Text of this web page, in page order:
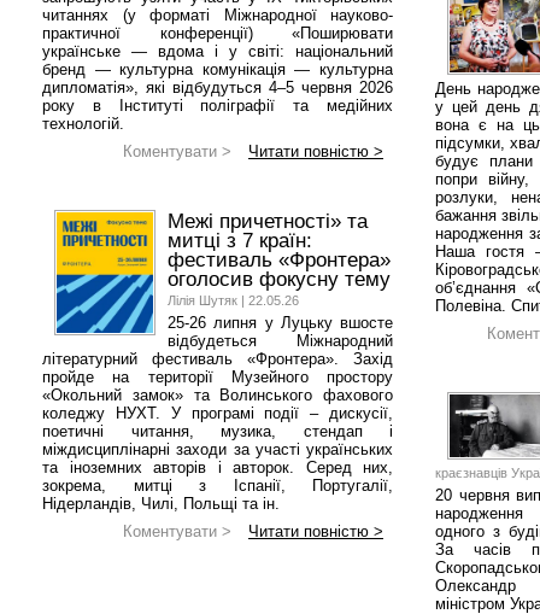
читаннях (у форматі Міжнародної науково-
практичної конференції) «Поширювати
українське — вдома і у світі: національний
бренд — культурна комунікація — культурна
дипломатія», які відбудуться 4–5 червня 2026
року в Інституті поліграфії та медійних
технологій.
Коментувати >
Читати повністю >
Межі причетності» та
митці з 7 країн:
фестиваль «Фронтера»
оголосив фокусну тему
Лілія Шутяк | 22.05.26
25-26 липня у Луцьку вшосте
відбудеться Міжнародний
літературний фестиваль «Фронтера». Захід
пройде на території Музейного простору
«Окольний замок» та Волинського фахового
коледжу НУХТ. У програмі події – дискусії,
поетичні читання, музика, стендап і
міждисциплінарні заходи за участі українських
та іноземних авторів і авторок. Серед них,
зокрема, митці з Іспанії, Португалії,
Нідерландів, Чилі, Польщі та ін.
Коментувати >
Читати повністю >
День
у цей день
вона є на
підсумки,
будує плани
попри
розлуки,
бажання
народження
Наша гостя
об’єднання
Полевіна.
краєзнавців
20 червня
народження
одного з
За часів
Олександр
міністром